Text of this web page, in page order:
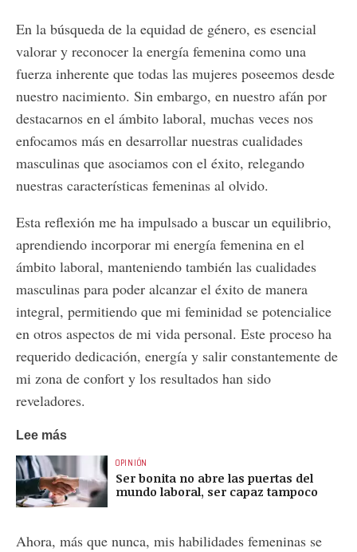
En la búsqueda de la equidad de género, es esencial
valorar y reconocer la energía femenina como una
fuerza inherente que todas las mujeres poseemos desde
nuestro nacimiento. Sin embargo, en nuestro afán por
destacarnos en el ámbito laboral, muchas veces nos
enfocamos más en desarrollar nuestras cualidades
masculinas que asociamos con el éxito, relegando
nuestras características femeninas al olvido.
Esta reflexión me ha impulsado a buscar un equilibrio,
aprendiendo incorporar mi energía femenina en el
ámbito laboral, manteniendo también las cualidades
masculinas para poder alcanzar el éxito de manera
integral, permitiendo que mi feminidad se potencialice
en otros aspectos de mi vida personal. Este proceso ha
requerido dedicación, energía y salir constantemente de
mi zona de confort y los resultados han sido
reveladores.
Lee más
OPINIÓN
Ser bonita no abre las puertas del
mundo laboral, ser capaz tampoco
Ahora, más que nunca, mis habilidades femeninas se